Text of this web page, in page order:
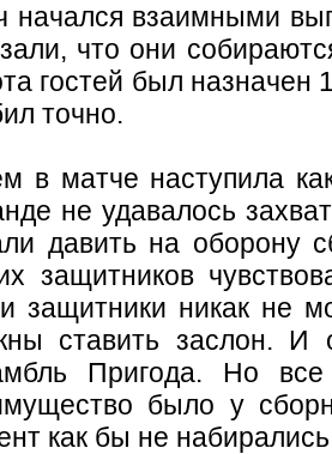
начался взаимными
что они
гостей был назначен
точно.
в матче наступила
не удавалось
давить на оборону
защитников
защитники никак не
ставить заслон. И
Пригода. Но
было у
как бы не